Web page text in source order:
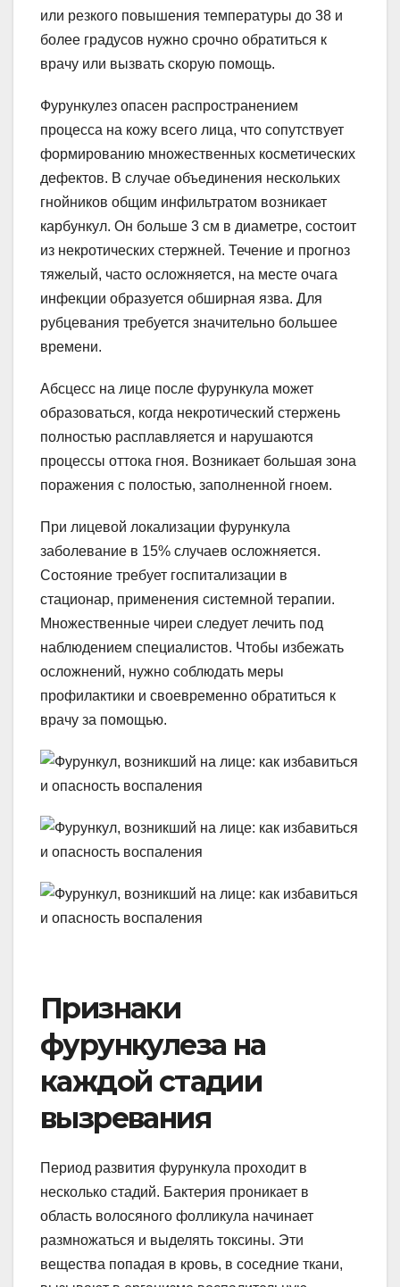
или резкого повышения температуры до 38 и
более градусов нужно срочно обратиться к
врачу или вызвать скорую помощь.
Фурункулез опасен распространением
процесса на кожу всего лица, что сопутствует
формированию множественных косметических
дефектов. В случае объединения нескольких
гнойников общим инфильтратом возникает
карбункул. Он больше 3 см в диаметре, состоит
из некротических стержней. Течение и прогноз
тяжелый, часто осложняется, на месте очага
инфекции образуется обширная язва. Для
рубцевания требуется значительно большее
времени.
Абсцесс на лице после фурункула может
образоваться, когда некротический стержень
полностью расплавляется и нарушаются
процессы оттока гноя. Возникает большая зона
поражения с полостью, заполненной гноем.
При лицевой локализации фурункула
заболевание в 15% случаев осложняется.
Состояние требует госпитализации в
стационар, применения системной терапии.
Множественные чиреи следует лечить под
наблюдением специалистов. Чтобы избежать
осложнений, нужно соблюдать меры
профилактики и своевременно обратиться к
врачу за помощью.
Признаки
фурункулеза на
каждой стадии
вызревания
Период развития фурункула проходит в
несколько стадий. Бактерия проникает в
область волосяного фолликула начинает
размножаться и выделять токсины. Эти
вещества попадая в кровь, в соседние ткани,